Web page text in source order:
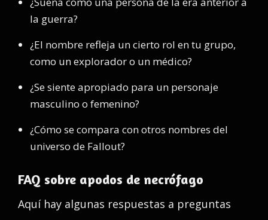
la guerra?
¿El nombre refleja un cierto rol en tu grupo,
como un explorador o un médico?
¿Se siente apropiado para un personaje
masculino o femenino?
¿Cómo se compara con otros nombres del
universo de Fallout?
FAQ sobre apodos de necrófago
Aquí hay algunas respuestas a preguntas